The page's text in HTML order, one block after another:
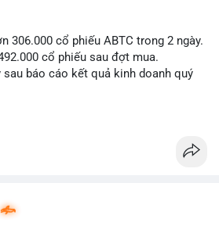
306.000 cổ phiếu ABTC trong 2 ngày.
cổ phiếu sau đợt mua.
sau báo cáo kết quả kinh doanh quý